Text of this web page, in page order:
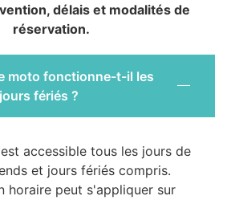
délais et modalités de
réservation.
moto fonctionne-t-il les
fériés ?
accessible tous les jours de
et jours fériés compris.
horaire peut s'appliquer sur